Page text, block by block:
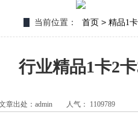
当前位置： 首页 > 精品1
行业精品1卡2
章出处：admin 人气： 1109789